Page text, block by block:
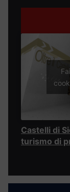
Castelli di
turismo di